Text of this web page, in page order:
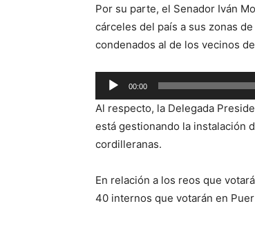
Por su parte, el Senador Iván
cárceles del país a sus zonas
condenados al de los vecinos
Reproductor
de
audio
00:00
Al respecto, la Delegada
está gestionando la instalación
cordilleranas.
En relación a los reos que
40 internos que votarán en